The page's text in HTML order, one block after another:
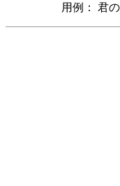
用例： 君